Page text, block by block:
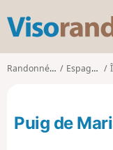
Randonnées Espagne
Puig de